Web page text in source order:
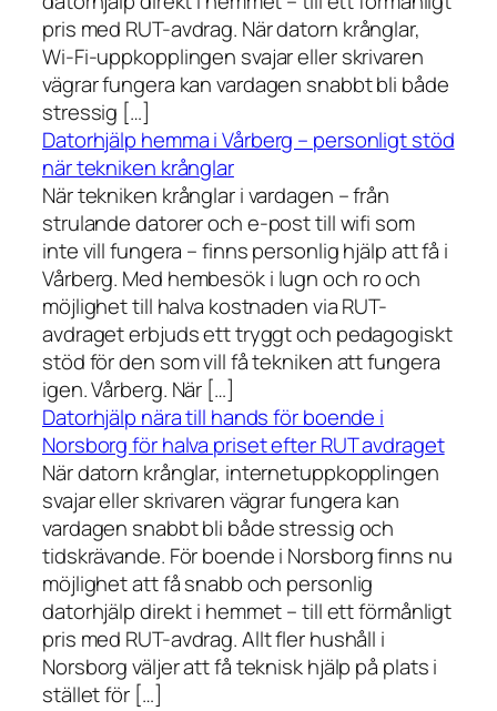
pris med RUT-avdrag. När datorn krånglar,
Wi-Fi-uppkopplingen svajar eller skrivaren
vägrar fungera kan vardagen snabbt bli både
stressig […]
Datorhjälp hemma i Vårberg – personligt stöd
när tekniken krånglar
När tekniken krånglar i vardagen – från
strulande datorer och e-post till wifi som
inte vill fungera – finns personlig hjälp att få i
Vårberg. Med hembesök i lugn och ro och
möjlighet till halva kostnaden via RUT-
avdraget erbjuds ett tryggt och pedagogiskt
stöd för den som vill få tekniken att fungera
igen. Vårberg. När […]
Datorhjälp nära till hands för boende i
Norsborg för halva priset efter RUT avdraget
När datorn krånglar, internetuppkopplingen
svajar eller skrivaren vägrar fungera kan
vardagen snabbt bli både stressig och
tidskrävande. För boende i Norsborg finns nu
möjlighet att få snabb och personlig
datorhjälp direkt i hemmet – till ett förmånligt
pris med RUT-avdrag. Allt fler hushåll i
Norsborg väljer att få teknisk hjälp på plats i
stället för […]